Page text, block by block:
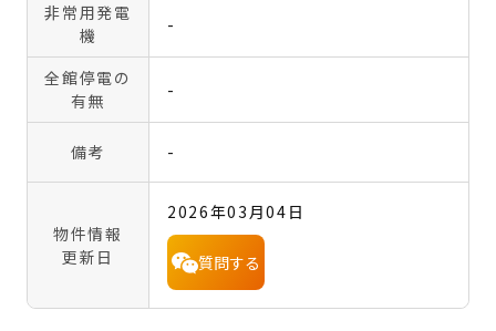
非常用発電
機
-
全館停電の
有無
-
備考 -
物件情報
更新日
2026年03月04日
質問する